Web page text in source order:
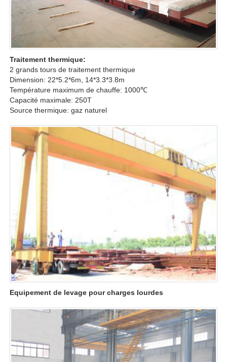
Traitement thermique:
2 grands tours de traitement thermique
Dimension: 22*5.2*6m, 14*3.3*3.8m
Température maximum de chauffe: 1000℃
Capacité maximale: 250T
Source thermique: gaz naturel
Equipement de levage pour charges lourdes